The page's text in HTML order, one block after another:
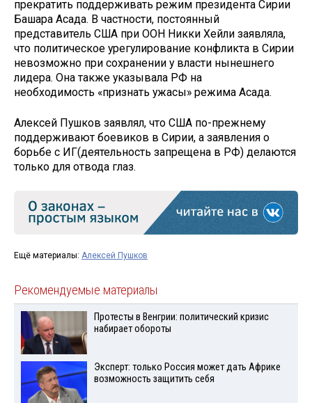
прекратить поддерживать режим президента Сирии
Башара Асада. В частности, постоянный
представитель США при ООН Никки Хейли заявляла,
что политическое урегулирование конфликта в Сирии
невозможно при сохранении у власти нынешнего
лидера. Она также указывала РФ на
необходимость «признать ужасы» режима Асада.
Алексей Пушков заявлял, что США по-прежнему
поддерживают боевиков в Сирии, а заявления о
борьбе с ИГ(деятельность запрещена в РФ) делаются
только для отвода глаз.
Ещё материалы: Алексей Пушков
Рекомендуемые материалы
Протесты в Венгрии: политический кризис
набирает обороты
Эксперт: только Россия может дать Африке
возможность защитить себя